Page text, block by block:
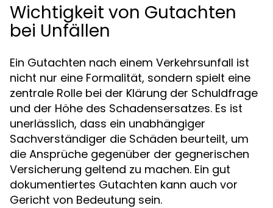
Wichtigkeit von Gutachten
bei Unfällen
Ein Gutachten nach einem Verkehrsunfall ist
nicht nur eine Formalität, sondern spielt eine
zentrale Rolle bei der Klärung der Schuldfrage
und der Höhe des Schadensersatzes. Es ist
unerlässlich, dass ein unabhängiger
Sachverständiger die Schäden beurteilt, um
die Ansprüche gegenüber der gegnerischen
Versicherung geltend zu machen. Ein gut
dokumentiertes Gutachten kann auch vor
Gericht von Bedeutung sein.